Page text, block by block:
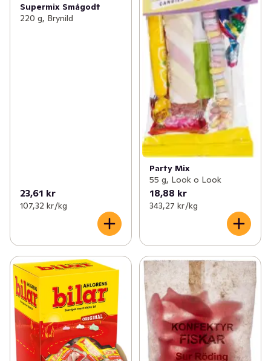
Supermix Smågodt
220 g, Brynild
23,61 kr
107,32 kr /kg
Party Mix
55 g, Look o Look
18,88 kr
343,27 kr /kg